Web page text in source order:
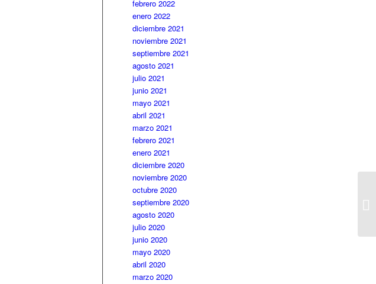
febrero 2022
enero 2022
diciembre 2021
noviembre 2021
septiembre 2021
agosto 2021
julio 2021
junio 2021
mayo 2021
abril 2021
marzo 2021
febrero 2021
enero 2021
diciembre 2020
noviembre 2020
octubre 2020
septiembre 2020
agosto 2020
julio 2020
junio 2020
mayo 2020
abril 2020
marzo 2020